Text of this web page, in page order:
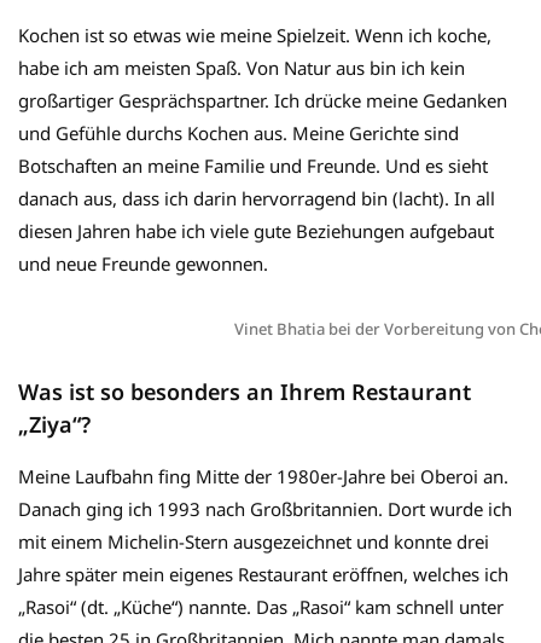
Kochen ist so etwas wie meine Spielzeit. Wenn ich koche,
habe ich am meisten Spaß. Von Natur aus bin ich kein
großartiger Gesprächspartner. Ich drücke meine Gedanken
und Gefühle durchs Kochen aus. Meine Gerichte sind
Botschaften an meine Familie und Freunde. Und es sieht
danach aus, dass ich darin hervorragend bin (lacht). In all
diesen Jahren habe ich viele gute Beziehungen aufgebaut
und neue Freunde gewonnen.
Vinet Bhatia bei der Vorbereitung von
Was ist so besonders an Ihrem Restaurant
„Ziya“?
Meine Laufbahn fing Mitte der 1980er-Jahre bei Oberoi an.
Danach ging ich 1993 nach Großbritannien. Dort wurde ich
mit einem Michelin-Stern ausgezeichnet und konnte drei
Jahre später mein eigenes Restaurant eröffnen, welches ich
„Rasoi“ (dt. „Küche“) nannte. Das „Rasoi“ kam schnell unter